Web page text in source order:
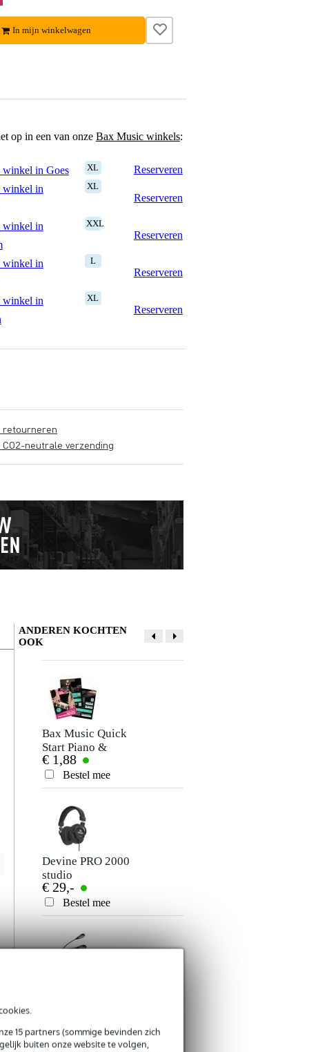
15 partners (sommige bevinden zich
buiten onze website te volgen,
In mijn winkelwagen
op in een van onze Bax Music winkels:
in Goes XL
Reserveren
winkel in
XL
Reserveren
winkel in
XXL
Reserveren
winkel in
L
Reserveren
winkel in
XL
Reserveren
retourneren
CO2-neutrale verzending
Schrijf zelf een review
Je naam
Je beoordeling
Je ervaring
Verstuur
Er zijn nog geen reviews voor dit product.
ANDEREN KOCHTEN
OOK
Bax Music Quick
Start Piano &
Keyboard Spelen
€ 1,88
Bestel mee
Devine PRO 2000
studio
hoofdtelefoon
€ 29,-
Bestel mee
Bestel mee